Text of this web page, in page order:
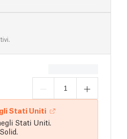
Stati Uniti
Stati Uniti.